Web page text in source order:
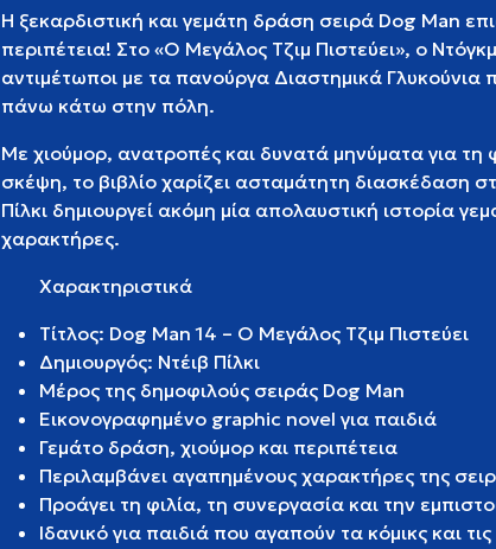
Η ξεκαρδιστική και γεμάτη δράση σειρά Dog Man
περιπέτεια! Στο «Ο Μεγάλος Τζιμ Πιστεύει», ο
αντιμέτωποι με τα πανούργα Διαστημικά
πάνω κάτω στην πόλη.
Με χιούμορ, ανατροπές και δυνατά μηνύματα για τη
σκέψη, το βιβλίο χαρίζει ασταμάτητη διασκέδαση
Πίλκι δημιουργεί ακόμη μία απολαυστική ιστορία
χαρακτήρες.
Χαρακτηριστικά
Τίτλος: Dog Man 14 – Ο Μεγάλος Τζιμ Πιστεύει
Δημιουργός: Ντέιβ Πίλκι
Μέρος της δημοφιλούς σειράς Dog Man
Εικονογραφημένο graphic novel για παιδιά
Γεμάτο δράση, χιούμορ και περιπέτεια
Περιλαμβάνει αγαπημένους χαρακτήρες της
Προάγει τη φιλία, τη συνεργασία και την
Ιδανικό για παιδιά που αγαπούν τα κόμικς και